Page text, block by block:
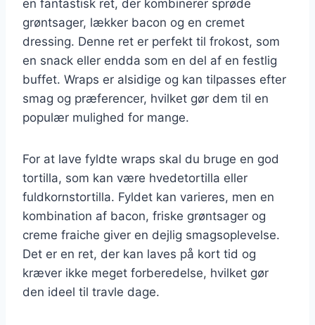
en fantastisk ret, der kombinerer sprøde
grøntsager, lækker bacon og en cremet
dressing. Denne ret er perfekt til frokost, som
en snack eller endda som en del af en festlig
buffet. Wraps er alsidige og kan tilpasses efter
smag og præferencer, hvilket gør dem til en
populær mulighed for mange.
For at lave fyldte wraps skal du bruge en god
tortilla, som kan være hvedetortilla eller
fuldkornstortilla. Fyldet kan varieres, men en
kombination af bacon, friske grøntsager og
creme fraiche giver en dejlig smagsoplevelse.
Det er en ret, der kan laves på kort tid og
kræver ikke meget forberedelse, hvilket gør
den ideel til travle dage.